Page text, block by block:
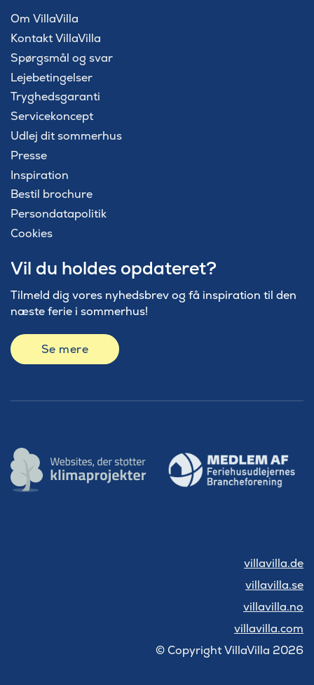
Om VillaVilla
Kontakt VillaVilla
Spørgsmål og svar
Lejebetingelser
Tryghedsgaranti
Servicekoncept
Udlej dit sommerhus
Presse
Inspiration
Bestil brochure
Persondatapolitik
Cookies
Vil du holdes opdateret?
Tilmeld dig vores nyhedsbrev og få inspiration til den
næste ferie i sommerhus!
Se mere
villavilla.de
villavilla.se
villavilla.no
villavilla.com
© Copyright VillaVilla 2026